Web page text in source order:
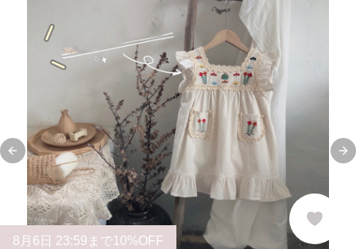
Previous slide
8 月 6 日 23:59まで10%OFF